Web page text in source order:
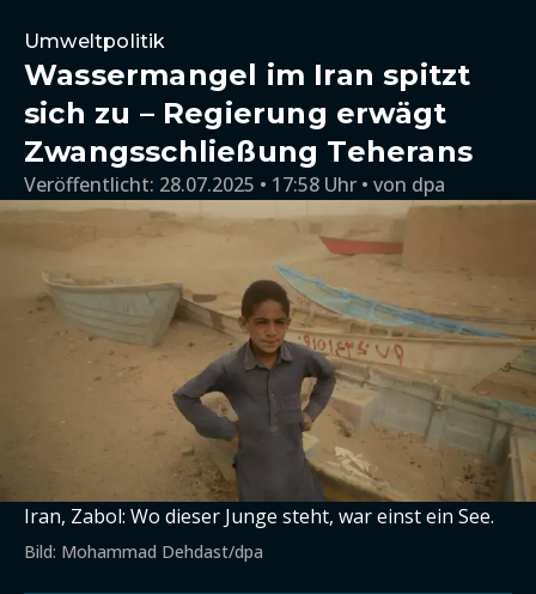
Umweltpolitik
Wassermangel im Iran spitzt
sich zu – Regierung erwägt
Zwangsschließung Teherans
Veröffentlicht: 28.07.2025 • 17:58 Uhr von dpa
Iran, Zabol: Wo dieser Junge steht, war einst ein See.
Bild: Mohammad Dehdast/dpa